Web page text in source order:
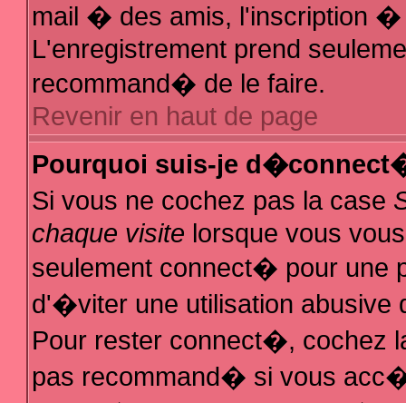
mail � des amis, l'inscription �
L'enregistrement prend
recommand� de le faire.
Revenir en haut de page
Pourquoi suis-je
Si vous ne cochez pas la case
chaque visite lorsque vous
seulement connect� pour
d'�viter une utilisation abusive
Pour rester connect�, cochez
pas recommand� si vous